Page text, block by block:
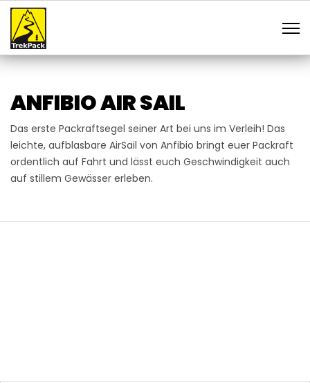
ANFIBIO AIR SAIL
Das erste Packraftsegel seiner Art bei uns im Verleih! Das
leichte, aufblasbare AirSail von Anfibio bringt euer Packraft
ordentlich auf Fahrt und lässt euch Geschwindigkeit auch
auf stillem Gewässer erleben.